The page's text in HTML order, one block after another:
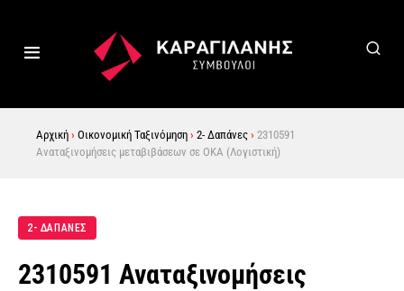
Αρχική › Οικονομική Ταξινόμηση › 2- Δαπάνες › 2310591
Αναταξινομήσεις μεταβιβάσεων σε ΟΚΑ (Λογιστική)
2- ΔΑΠΆΝΕΣ
2310591 Αναταξινομήσεις